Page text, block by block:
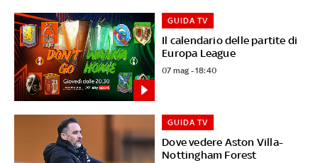
Il calendario delle partite di
Europa League
GUIDA TV
07 mag - 18:40
Dove vedere Aston Villa-
Nottingham Forest
GUIDA TV